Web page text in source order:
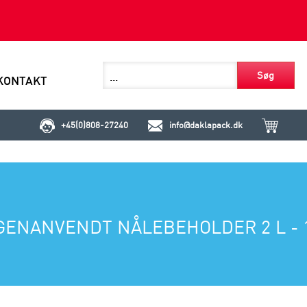
Søg
+45(0)808-27240 info@daklapack.dk
NÅLEBEHOLDER 2 L -